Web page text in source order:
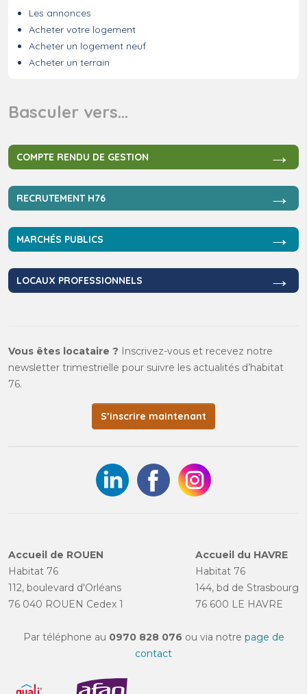
Les annonces
Acheter votre logement
Acheter un logement neuf
Acheter un terrain
Basculer vers…
COMPTE RENDU DE GESTION →
RECRUTEMENT H76 →
MARCHÉS PUBLICS →
LOCAUX PROFESSIONNELS →
Vous êtes locataire ? Inscrivez-vous et recevez notre
newsletter trimestrielle pour suivre les actualités d’habitat
76.
S’inscrire maintenant
Accueil de ROUEN
Habitat 76
112, boulevard d'Orléans
76 040 ROUEN Cedex 1
Accueil du HAVRE
Habitat 76
144, bd de Strasbourg
76 600 LE HAVRE
Par téléphone au 0970 828 076 ou via notre page de
contact